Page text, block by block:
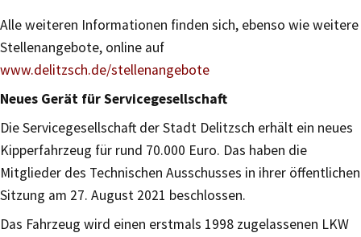
Alle weiteren Informationen finden sich, ebenso wie weitere
Stellenangebote, online auf
www.delitzsch.de/stellenangebote
Neues Gerät für Servicegesellschaft
Die Servicegesellschaft der Stadt Delitzsch erhält ein neues
Kipperfahrzeug für rund 70.000 Euro. Das haben die
Mitglieder des Technischen Ausschusses in ihrer öffentlichen
Sitzung am 27. August 2021 beschlossen.
Das Fahrzeug wird einen erstmals 1998 zugelassenen LKW